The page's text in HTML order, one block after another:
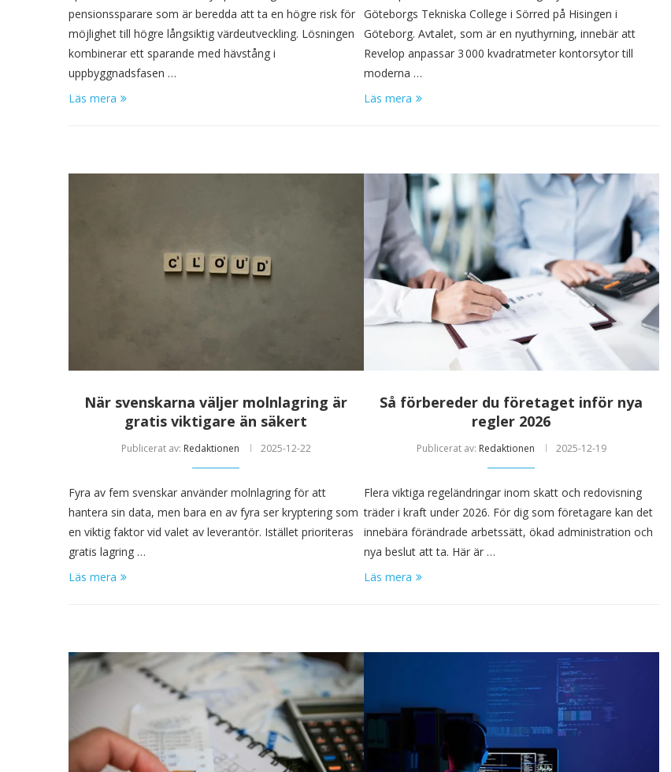
pensionssparare som är beredda att ta en högre risk för
möjlighet till högre långsiktig värdeutveckling. Lösningen
kombinerar ett sparande med hävstång i
uppbyggnadsfasen …
Läs mera
Göteborgs Tekniska College i Sörred på Hisingen i
Göteborg. Avtalet, som är en nyuthyrning, innebär att
Revelop anpassar 3 000 kvadratmeter kontorsytor till
moderna …
Läs mera
När svenskarna väljer molnlagring är
gratis viktigare än säkert
Publicerat av: Redaktionen 2025-12-22
Fyra av fem svenskar använder molnlagring för att
hantera sin data, men bara en av fyra ser kryptering som
en viktig faktor vid valet av leverantör. Istället prioriteras
gratis lagring …
Läs mera
Så förbereder du företaget inför nya
regler 2026
Publicerat av: Redaktionen 2025-12-19
Flera viktiga regeländringar inom skatt och redovisning
träder i kraft under 2026. För dig som företagare kan det
innebära förändrade arbetssätt, ökad administration och
nya beslut att ta. Här är …
Läs mera